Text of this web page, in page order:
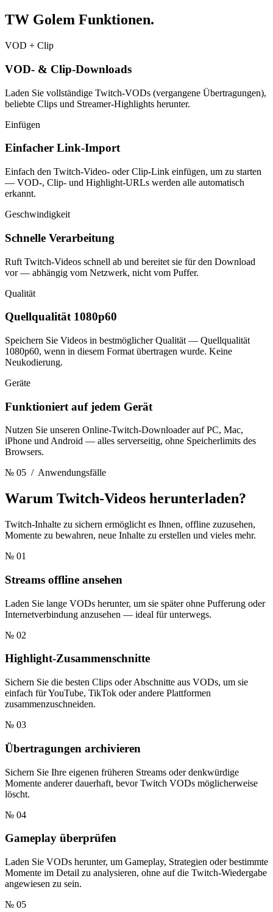
TW Golem Funktionen.
VOD + Clip
VOD- & Clip-Downloads
Laden Sie vollständige Twitch-VODs (vergangene Übertragungen),
beliebte Clips und Streamer-Highlights herunter.
Einfügen
Einfacher Link-Import
Einfach den Twitch-Video- oder Clip-Link einfügen, um zu starten
— VOD-, Clip- und Highlight-URLs werden alle automatisch
erkannt.
Geschwindigkeit
Schnelle Verarbeitung
Ruft Twitch-Videos schnell ab und bereitet sie für den Download
vor — abhängig vom Netzwerk, nicht vom Puffer.
Qualität
Quellqualität 1080p60
Speichern Sie Videos in bestmöglicher Qualität — Quellqualität
1080p60, wenn in diesem Format übertragen wurde. Keine
Neukodierung.
Geräte
Funktioniert auf jedem Gerät
Nutzen Sie unseren Online-Twitch-Downloader auf PC, Mac,
iPhone und Android — alles serverseitig, ohne Speicherlimits des
Browsers.
№ 05 / Anwendungsfälle
Warum Twitch-Videos herunterladen?
Twitch-Inhalte zu sichern ermöglicht es Ihnen, offline zuzusehen,
Momente zu bewahren, neue Inhalte zu erstellen und vieles mehr.
№ 01
Streams offline ansehen
Laden Sie lange VODs herunter, um sie später ohne Pufferung oder
Internetverbindung anzusehen — ideal für unterwegs.
№ 02
Highlight-Zusammenschnitte
Sichern Sie die besten Clips oder Abschnitte aus VODs, um sie
einfach für YouTube, TikTok oder andere Plattformen
zusammenzuschneiden.
№ 03
Übertragungen archivieren
Sichern Sie Ihre eigenen früheren Streams oder denkwürdige
Momente anderer dauerhaft, bevor Twitch VODs möglicherweise
löscht.
№ 04
Gameplay überprüfen
Laden Sie VODs herunter, um Gameplay, Strategien oder bestimmte
Momente im Detail zu analysieren, ohne auf die Twitch-Wiedergabe
angewiesen zu sein.
№ 05